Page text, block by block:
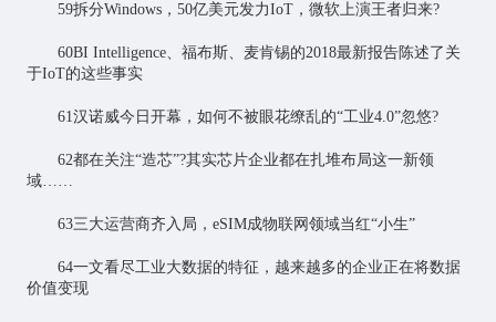
59拆分Windows，50亿美元发力IoT，微软上演王者归来?
60BI Intelligence、福布斯、麦肯锡的2018最新报告陈述了关
于IoT的这些事实
61汉诺威今日开幕，如何不被眼花缭乱的“工业4.0”忽悠?
62都在关注“造芯”?其实芯片企业都在扎堆布局这一新领
域……
63三大运营商齐入局，eSIM成物联网领域当红“小生”
64一文看尽工业大数据的特征，越来越多的企业正在将数据
价值变现